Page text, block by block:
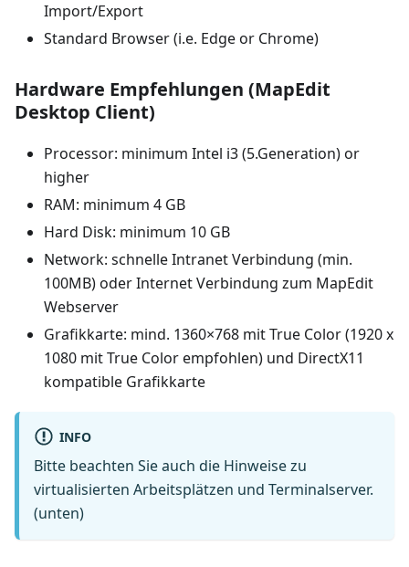
Import/Export
Standard Browser (i.e. Edge or Chrome)
Hardware Empfehlungen (MapEdit
Desktop Client)
Processor: minimum Intel i3 (5.Generation) or
higher
RAM: minimum 4 GB
Hard Disk: minimum 10 GB
Network: schnelle Intranet Verbindung (min.
100MB) oder Internet Verbindung zum MapEdit
Webserver
Grafikkarte: mind. 1360×768 mit True Color (1920 x
1080 mit True Color empfohlen) und DirectX11
kompatible Grafikkarte
INFO
Bitte beachten Sie auch die Hinweise zu
virtualisierten Arbeitsplätzen und Terminalserver.
(unten)